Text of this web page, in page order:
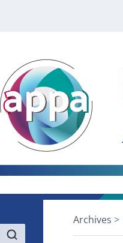
Archives